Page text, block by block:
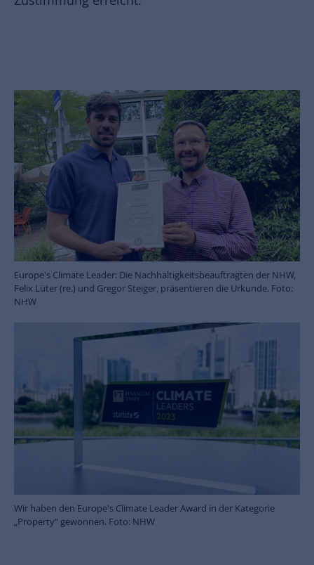
Europe's Climate Leader: Die Nachhaltigkeitsbeauftragten der NHW,
Felix Lüter (re.) und Gregor Steiger, präsentieren die Urkunde. Foto:
NHW
Wir haben den Europe's Climate Leader Award in der Kategorie
„Property“ gewonnen. Foto: NHW